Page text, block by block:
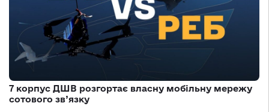
7 корпус ДШВ розгортає власну мобільну мережу
сотового зв’язку